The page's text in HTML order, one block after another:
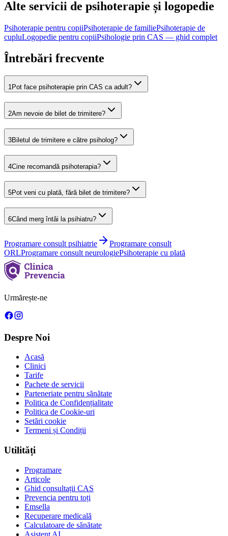
Alte servicii de psihoterapie și logopedie
Psihoterapie pentru copiiPsihoterapie de familiePsihoterapie de
cupluLogopedie pentru copiiPsihologie prin CAS — ghid complet
Întrebări frecvente
1Pot face psihoterapie prin CAS ca adult?
2Am nevoie de bilet de trimitere?
3Biletul de trimitere e către psiholog?
4Cine recomandă psihoterapia?
5Pot veni cu plată, fără bilet de trimitere?
6Când merg întâi la psihiatru?
Programare consult psihiatrie
Programare consult
ORLProgramare consult neurologiePsihoterapie cu plată
Urmărește-ne
Despre Noi
Acasă
Clinici
Tarife
Pachete de servicii
Parteneriate pentru sănătate
Politica de Confidențialitate
Politica de Cookie-uri
Setări cookie
Termeni și Condiții
Utilități
Programare
Articole
Ghid consultații CAS
Prevencia pentru toți
Emsella
Recuperare medicală
Calculatoare de sănătate
Asistent AI